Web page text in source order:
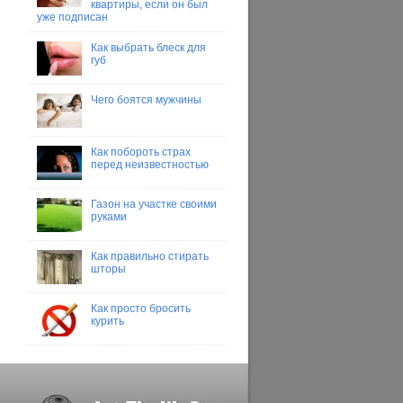
квартиры, если он был
уже подписан
Как выбрать блеск для
губ
Чего боятся мужчины
Как побороть страх
перед неизвестностью
Газон на участке своими
руками
Как правильно стирать
шторы
Как просто бросить
курить